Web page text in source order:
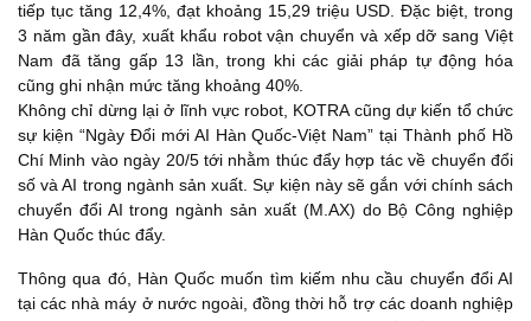
tiếp tục tăng 12,4%, đạt khoảng 15,29 triệu USD. Đặc biệt, trong
3 năm gần đây, xuất khẩu robot vận chuyển và xếp dỡ sang Việt
Nam đã tăng gấp 13 lần, trong khi các giải pháp tự động hóa
cũng ghi nhận mức tăng khoảng 40%.
Không chỉ dừng lại ở lĩnh vực robot, KOTRA cũng dự kiến tổ chức
sự kiện “Ngày Đổi mới AI Hàn Quốc-Việt Nam” tại Thành phố Hồ
Chí Minh vào ngày 20/5 tới nhằm thúc đẩy hợp tác về chuyển đổi
số và AI trong ngành sản xuất. Sự kiện này sẽ gắn với chính sách
chuyển đổi AI trong ngành sản xuất (M.AX) do Bộ Công nghiệp
Hàn Quốc thúc đẩy.
Thông qua đó, Hàn Quốc muốn tìm kiếm nhu cầu chuyển đổi AI
tại các nhà máy ở nước ngoài, đồng thời hỗ trợ các doanh nghiệp